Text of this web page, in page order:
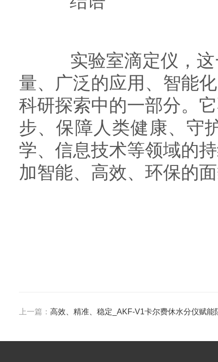
实验室滴定仪，这
量、广泛的应用、智能
科研探索中的一部分。
步、保障人类健康、守
学、信息技术等领域的
加智能、高效、环保的
上一篇： 高效、精准、稳定_AKF-V1卡尔费休水分仪赋能